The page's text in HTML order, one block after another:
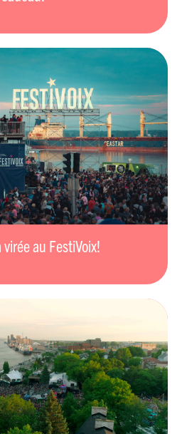
au FestiVoix!